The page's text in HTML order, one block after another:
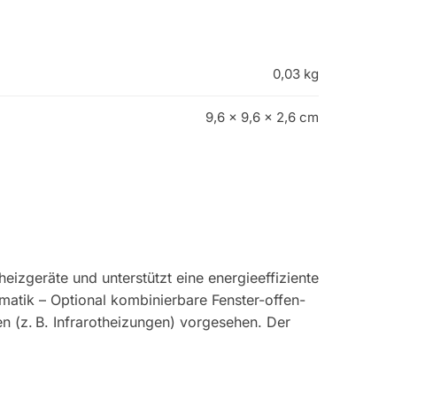
0,03 kg
9,6 × 9,6 × 2,6 cm
und unterstützt eine energieeffiziente
– Optional kombinierbare Fenster-offen-
(z. B. Infrarotheizungen) vorgesehen. Der